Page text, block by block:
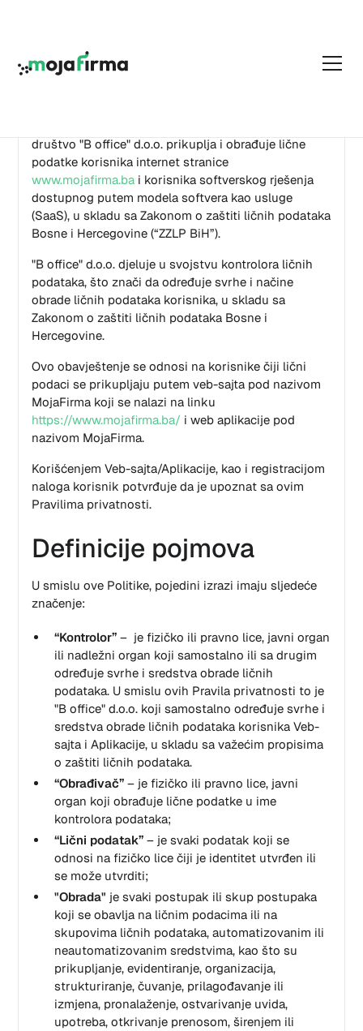
društvo "B office" d.o.o. prikuplja i obrađuje lične
podatke korisnika internet stranice
www.mojafirma.ba i korisnika softverskog rješenja
dostupnog putem modela softvera kao usluge
(SaaS), u skladu sa Zakonom o zaštiti ličnih podataka
Bosne i Hercegovine (“ZZLP BiH”).
"B office" d.o.o. djeluje u svojstvu kontrolora ličnih
podataka, što znači da određuje svrhe i načine
obrade ličnih podataka korisnika, u skladu sa
Zakonom o zaštiti ličnih podataka Bosne i
Hercegovine.
Ovo obavještenje se odnosi na korisnike čiji lični
podaci se prikupljaju putem veb-sajta pod nazivom
MojaFirma koji se nalazi na linku
https://www.mojafirma.ba/ i web aplikacije pod
nazivom MojaFirma.
Korišćenjem Veb-sajta/Aplikacije, kao i registracijom
naloga korisnik potvrđuje da je upoznat sa ovim
Pravilima privatnosti.
Definicije pojmova
U smislu ove Politike, pojedini izrazi imaju sljedeće
značenje:
“Kontrolor” – je fizičko ili pravno lice, javni organ
ili nadležni organ koji samostalno ili sa drugim
određuje svrhe i sredstva obrade ličnih
podataka. U smislu ovih Pravila privatnosti to je
"B office" d.o.o. koji samostalno određuje svrhe i
sredstva obrade ličnih podataka korisnika Veb-
sajta i Aplikacije, u skladu sa važećim propisima
o zaštiti ličnih podataka.
“Obrađivač” – je fizičko ili pravno lice, javni
organ koji obrađuje lične podatke u ime
kontrolora podataka;
“Lični podatak” – je svaki podatak koji se
odnosi na fizičko lice čiji je identitet utvrđen ili
se može utvrditi;
"Obrada" je svaki postupak ili skup postupaka
koji se obavlja na ličnim podacima ili na
skupovima ličnih podataka, automatizovanim ili
neautomatizovanim sredstvima, kao što su
prikupljanje, evidentiranje, organizacija,
strukturiranje, čuvanje, prilagođavanje ili
izmjena, pronalaženje, ostvarivanje uvida,
upotreba, otkrivanje prenosom, širenjem ili